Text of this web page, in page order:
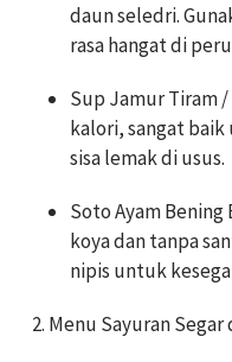
daun seledri.
rasa hangat di
Sup Jamur Tiram
kalori, sangat
sisa lemak di usus.
Soto Ayam
koya dan tanpa
nipis untuk
2. Menu Sayuran